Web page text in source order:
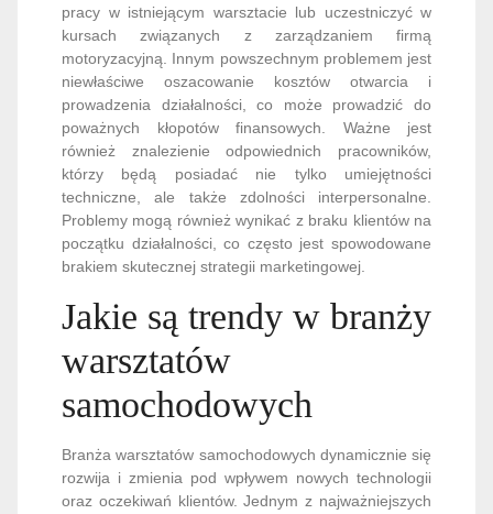
pracy w istniejącym warsztacie lub uczestniczyć w
kursach związanych z zarządzaniem firmą
motoryzacyjną. Innym powszechnym problemem jest
niewłaściwe oszacowanie kosztów otwarcia i
prowadzenia działalności, co może prowadzić do
poważnych kłopotów finansowych. Ważne jest
również znalezienie odpowiednich pracowników,
którzy będą posiadać nie tylko umiejętności
techniczne, ale także zdolności interpersonalne.
Problemy mogą również wynikać z braku klientów na
początku działalności, co często jest spowodowane
brakiem skutecznej strategii marketingowej.
Jakie są trendy w branży
warsztatów
samochodowych
Branża warsztatów samochodowych dynamicznie się
rozwija i zmienia pod wpływem nowych technologii
oraz oczekiwań klientów. Jednym z najważniejszych